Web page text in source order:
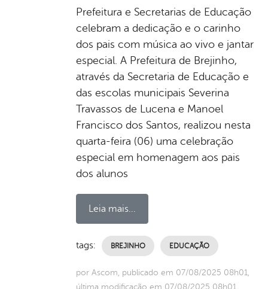
Prefeitura e Secretarias de Educação
celebram a dedicação e o carinho
dos pais com música ao vivo e jantar
especial. A Prefeitura de Brejinho,
através da Secretaria de Educação e
das escolas municipais Severina
Travassos de Lucena e Manoel
Francisco dos Santos, realizou nesta
quarta-feira (06) uma celebração
especial em homenagem aos pais
dos alunos
Leia mais...
tags: BREJINHO EDUCAÇÃO
por Ascom, publicado em 07/08/2025 08h01,
última modificação em 07/08/2025 08h01